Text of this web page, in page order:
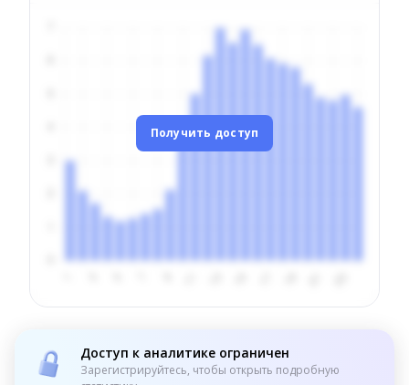
Получить доступ
Доступ к аналитике ограничен
Зарегистрируйтесь, чтобы открыть подробную